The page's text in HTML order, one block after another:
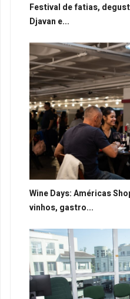
Festival de fatias,
Djavan e...
Wine Days: Américas
vinhos, gastro...